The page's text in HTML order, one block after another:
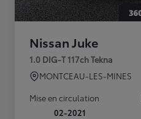
Nissan Juke
1.0 DIG-T 117ch Tekna
MONTCEAU-LES-MINES
Mise en circulation
02-2021